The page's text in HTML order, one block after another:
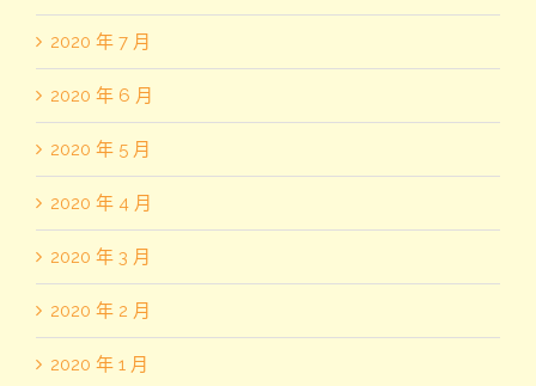
2020 年 7 月
2020 年 6 月
2020 年 5 月
2020 年 4 月
2020 年 3 月
2020 年 2 月
2020 年 1 月